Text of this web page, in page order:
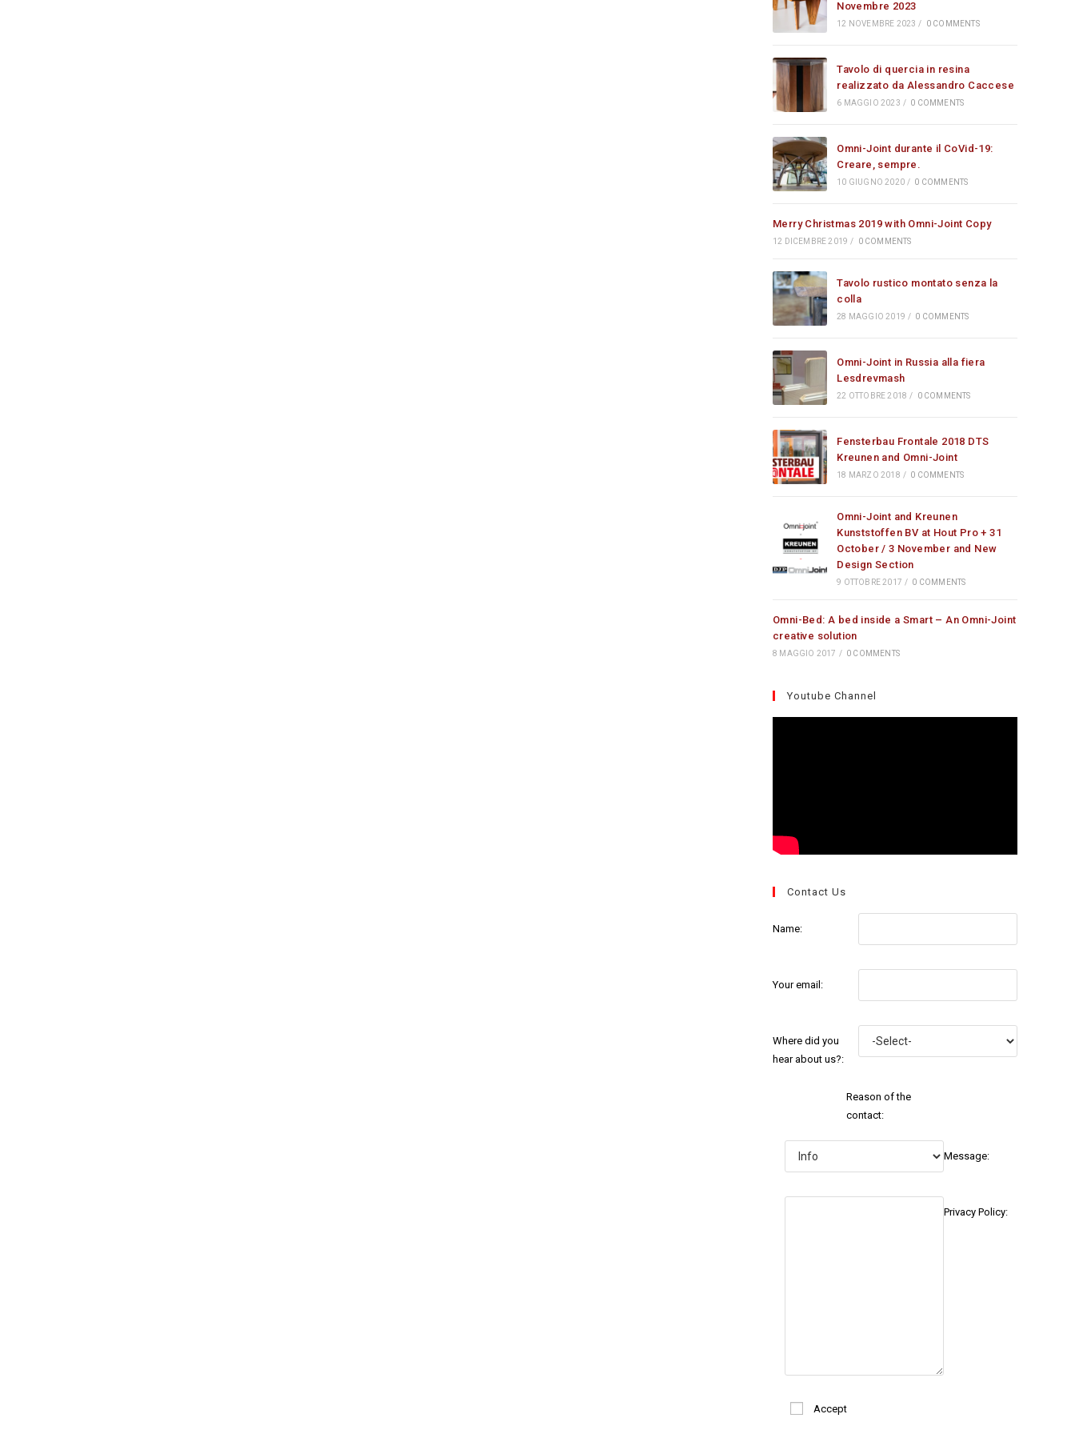
Novembre 2023
12 NOVEMBRE 2023 / 0 COMMENTS
Tavolo di quercia in resina
realizzato da Alessandro Caccese
6 MAGGIO 2023 / 0 COMMENTS
Omni-Joint durante il CoVid-19:
Creare, sempre.
10 GIUGNO 2020 / 0 COMMENTS
Merry Christmas 2019 with Omni-Joint Copy
12 DICEMBRE 2019 / 0 COMMENTS
Tavolo rustico montato senza la
colla
28 MAGGIO 2019 / 0 COMMENTS
Omni-Joint in Russia alla fiera
Lesdrevmash
22 OTTOBRE 2018 / 0 COMMENTS
Fensterbau Frontale 2018 DTS
Kreunen and Omni-Joint
18 MARZO 2018 / 0 COMMENTS
Omni-Joint and Kreunen
Kunststoffen BV at Hout Pro + 31
October / 3 November and New
Design Section
9 OTTOBRE 2017 / 0 COMMENTS
Omni-Bed: A bed inside a Smart – An Omni-Joint
creative solution
8 MAGGIO 2017 / 0 COMMENTS
Youtube Channel
Contact Us
Name:
Your email:
Where did you
hear about us?:
Reason of the
contact:
Message:
Privacy Policy:
Accept